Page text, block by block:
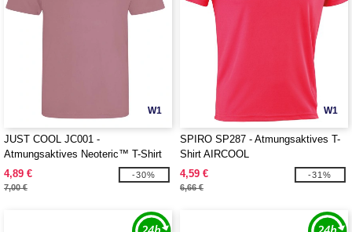
W1
JUST COOL JC001 -
Atmungsaktives Neoteric™ T-Shirt
4,89 €
7,00 €
-30%
W1
SPIRO SP287 - Atmungsaktives T-
Shirt AIRCOOL
4,59 €
6,66 €
-31%